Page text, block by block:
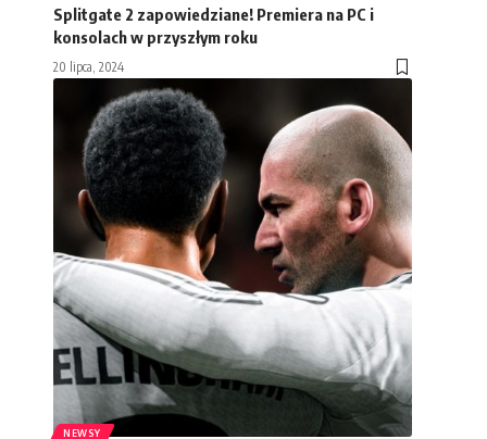
Splitgate 2 zapowiedziane! Premiera na PC i
konsolach w przyszłym roku
20 lipca, 2024
NEWSY